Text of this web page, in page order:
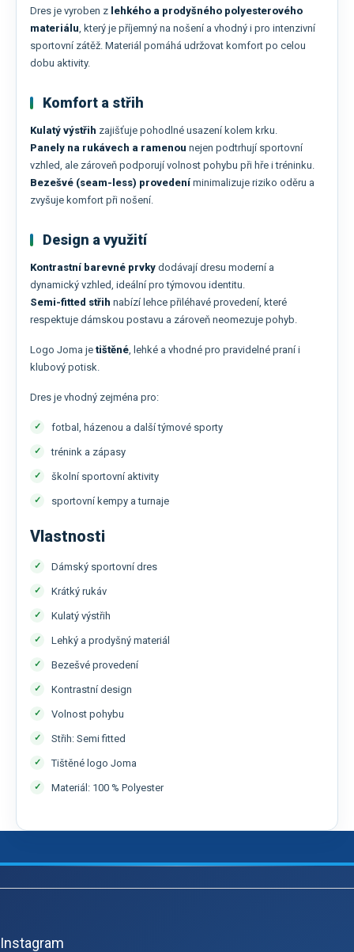
Dres je vyroben z lehkého a prodyšného polyesterového
materiálu, který je příjemný na nošení a vhodný i pro intenzivní
sportovní zátěž. Materiál pomáhá udržovat komfort po celou
dobu aktivity.
Komfort a střih
Kulatý výstřih zajišťuje pohodlné usazení kolem krku.
Panely na rukávech a ramenou nejen podtrhují sportovní
vzhled, ale zároveň podporují volnost pohybu při hře i tréninku.
Bezešvé (seam-less) provedení minimalizuje riziko oděru a
zvyšuje komfort při nošení.
Design a využití
Kontrastní barevné prvky dodávají dresu moderní a
dynamický vzhled, ideální pro týmovou identitu.
Semi-fitted střih nabízí lehce přiléhavé provedení, které
respektuje dámskou postavu a zároveň neomezuje pohyb.
Logo Joma je tištěné, lehké a vhodné pro pravidelné praní i
klubový potisk.
Dres je vhodný zejména pro:
fotbal, házenou a další týmové sporty
trénink a zápasy
školní sportovní aktivity
sportovní kempy a turnaje
Vlastnosti
Dámský sportovní dres
Krátký rukáv
Kulatý výstřih
Lehký a prodyšný materiál
Bezešvé provedení
Kontrastní design
Volnost pohybu
Střih: Semi fitted
Tištěné logo Joma
Materiál: 100 % Polyester
Z
Instagram